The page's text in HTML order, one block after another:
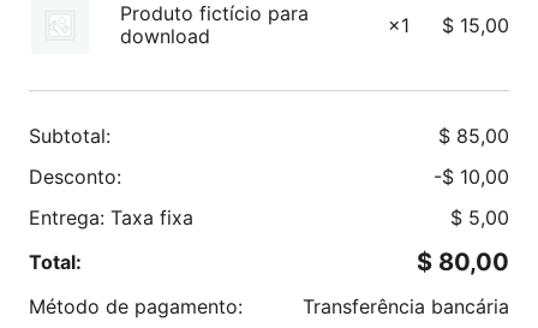
Produto fictício para
download
×1 $ 15,00
Subtotal: $ 85,00
Desconto:
-$ 10,00
Entrega: Taxa fixa
$ 5,00
Total:
$ 80,00
Método de pagamento: Transferência bancária